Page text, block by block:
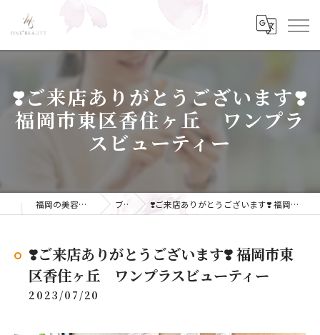
❣️ご来店ありがとうございます❣️
福岡市東区香住ヶ丘 ワンプラ
スビューティー
福岡の美容ならONE+BEAUTY ブログ ❣️ご来店ありがとうございます❣️ 福岡市東区香住ヶ丘 ワンプラスビューティー
❣️ご来店ありがとうございます❣️ 福岡市東
区香住ヶ丘 ワンプラスビューティー
2023/07/20